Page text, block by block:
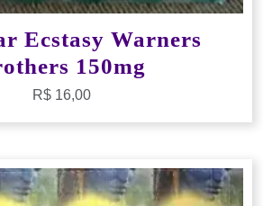
Ecstasy Warners
150mg
R$16,00